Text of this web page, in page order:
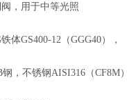
，用于中等光照
体GS400-12（GGG40），
钢，不锈钢AISI316（CF8M）